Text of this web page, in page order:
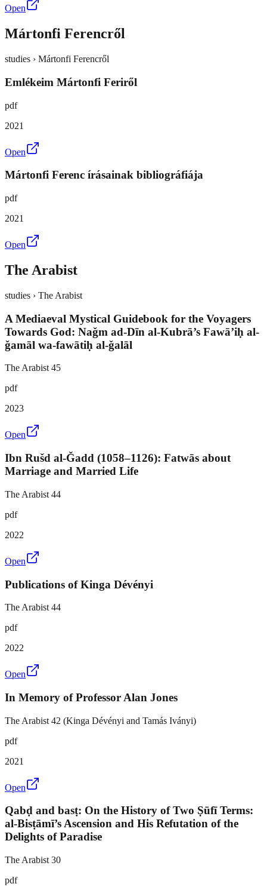
Open
Mártonfi Ferencről
studies › Mártonfi Ferencről
Emlékeim Mártonfi Feriről
pdf
2021
Open
Mártonfi Ferenc írásainak bibliográfiája
pdf
2021
Open
The Arabist
studies › The Arabist
A Mediaeval Mystical Guidebook for the Voyagers
Towards God: Naǧm ad-Dīn al-Kubrā’s Fawā’iḥ al-
ǧamāl wa-fawātiḥ al-ǧalāl
The Arabist 45
pdf
2023
Open
Ibn Rušd al-Ǧadd (1058–1126): Fatwās about
Marriage and Married Life
The Arabist 44
pdf
2022
Open
Publications of Kinga Dévényi
The Arabist 44
pdf
2022
Open
In Memory of Professor Alan Jones
The Arabist 42 (Kinga Dévényi and Tamás Iványi)
pdf
2021
Open
Qabḍ and basṭ: On the History of Two Ṣūfī Terms:
al-Bisṭāmī’s Ascension and His Refutation of the
Delights of Paradise
The Arabist 30
pdf